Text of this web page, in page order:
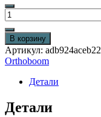
Количество
товара
Детские
сандалии
Orthoboom
71057-
темно-
синий
риф
В корзину
Артикул: adb924aceb22
Orthoboom
Детали
Детали